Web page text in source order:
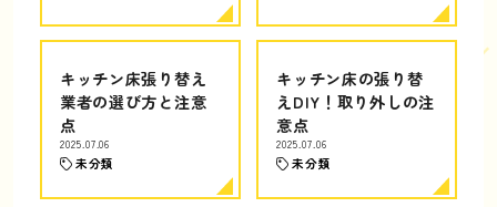
キッチン床張り替え
業者の選び方と注意
点
2025.07.06
未分類
キッチン床の張り替
えDIY！取り外しの注
意点
2025.07.06
未分類